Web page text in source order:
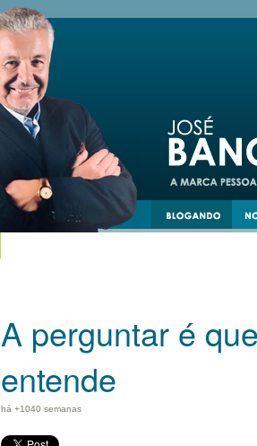
A perguntar é
entende
há +1040 semanas